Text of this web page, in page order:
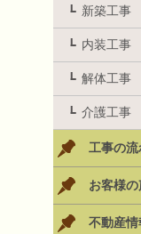
新築工事
内装工事
解体工事
介護工事
工事の流
お客様
不動産情